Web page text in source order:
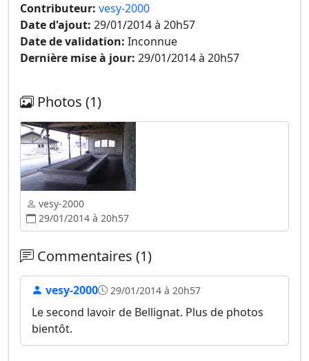
Contributeur: vesy-2000
Date d'ajout: 29/01/2014 à 20h57
Date de validation: Inconnue
Dernière mise à jour: 29/01/2014 à 20h57
Photos (1)
vesy-2000
29/01/2014 à 20h57
Commentaires (1)
vesy-2000 29/01/2014 à 20h57
Le second lavoir de Bellignat. Plus de photos
bientôt.